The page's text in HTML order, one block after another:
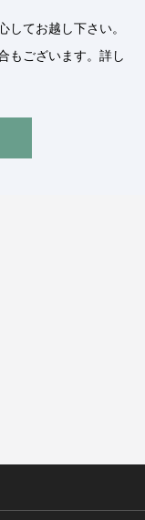
してお越し下さい。
もございます。詳し